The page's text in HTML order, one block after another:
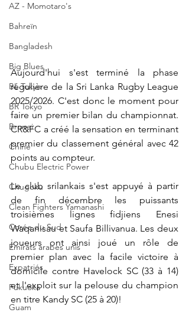
AZ - Momotaro's
Bahreïn
Bangladesh
Big Blues
BL Tokyo
BR Tokyo
Brunei
Chine
Chubu Electric Power
Chugoku
Clean Fighters Yamanashi
Corée du Sud
Emirats arabes unis
Expatriés
Fukuoka
Guam
Aujourd'hui s'est terminé la phase
régulière de la Sri Lanka Rugby League
2025/2026. C'est donc le moment pour
faire un premier bilan du championnat.
CR&FC a créé la sensation en terminant
premier du classement général avec 42
points au compteur.
Le club srilankais s'est appuyé à partir
de fin décembre les puissants
troisièmes lignes fidjiens Enesi
Waqanisau et Saufa Billivanua. Les deux
joueurs ont ainsi joué un rôle de
premier plan avec la facile victoire à
domicile contre Havelock SC (33 à 14)
et l'exploit sur la pelouse du champion
en titre Kandy SC (25 à 20)!